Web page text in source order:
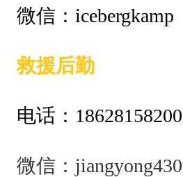
微信：icebergkamp
救援后勤
电话：18628158200
微信：jiangyong430